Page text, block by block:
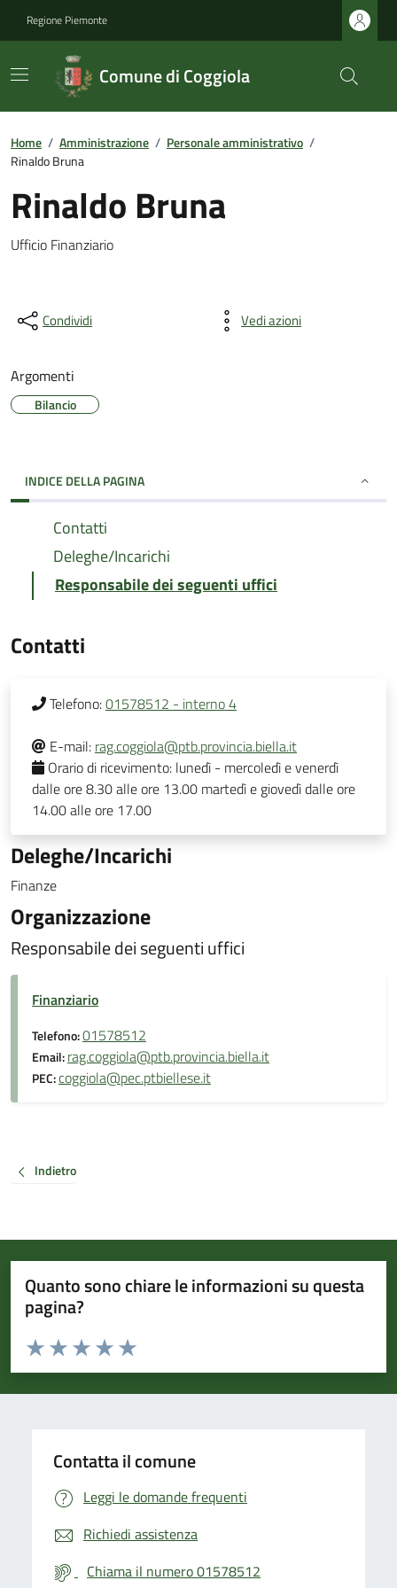
Regione Piemonte
Comune di Coggiola
Home / Amministrazione / Personale amministrativo /
Rinaldo Bruna
Rinaldo Bruna
Ufficio Finanziario
Condividi Vedi azioni
Argomenti
Bilancio
INDICE DELLA PAGINA
Contatti
Deleghe/Incarichi
Responsabile dei seguenti uffici
Contatti
Telefono:01578512 - interno 4
E-mail: rag.coggiola@ptb.provincia.biella.it
Orario di ricevimento: lunedì - mercoledì e venerdì
dalle ore 8.30 alle ore 13.00 martedì e giovedì dalle ore
14.00 alle ore 17.00
Deleghe/Incarichi
Finanze
Organizzazione
Responsabile dei seguenti uffici
Finanziario
Telefono:01578512
Email:rag.coggiola@ptb.provincia.biella.it
PEC:coggiola@pec.ptbiellese.it
Indietro
Quanto sono chiare le informazioni su questa
pagina?
Valuta da 1 a 5 stelle la pagina
Valuta 5 stelle su 5
Valuta 4 stelle su 5
Valuta 3 stelle su 5
Valuta 2 stelle su 5
Valuta 1 stelle su 5
Contatta il comune
Leggi le domande frequenti
Richiedi assistenza
Chiama il numero 01578512